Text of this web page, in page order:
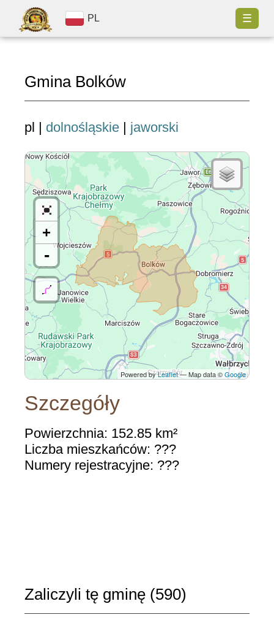
PL ☰
Gmina Bolków
pl | dolnośląskie | jaworski
+
-
Powered byLeaflet— Map data ©Google
Szczegóły
Powierzchnia: 152.85 km²
Liczba mieszkańców: ???
Numery rejestracyjne: ???
Zaliczyli tę gminę (590)